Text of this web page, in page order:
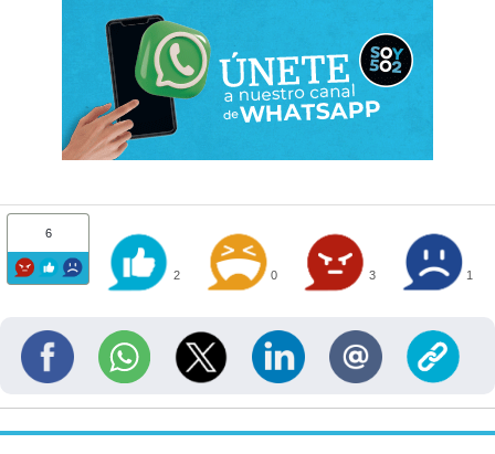
6
2 0 3 1